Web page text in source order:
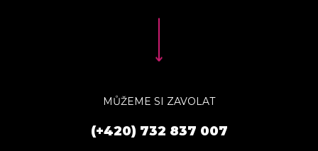
MŮŽEME SI ZAVOLAT
(+420) 732 837 007